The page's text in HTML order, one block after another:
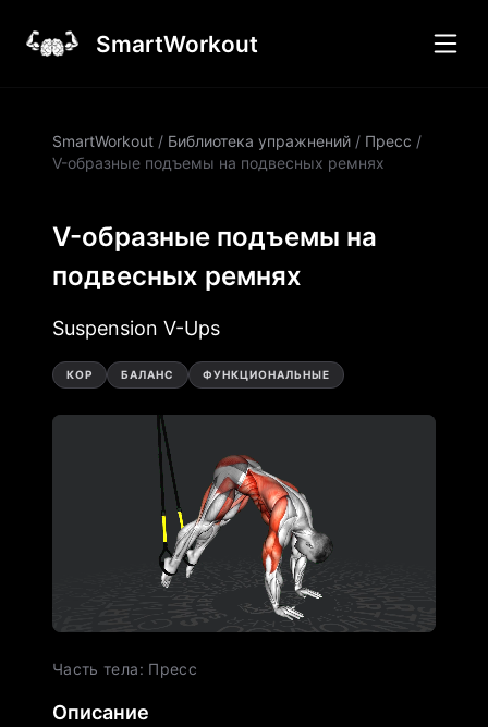
SmartWorkout
SmartWorkout / Библиотека упражнений / Пресс /
V-образные подъемы на подвесных ремнях
V-образные подъемы на
подвесных ремнях
Suspension V-Ups
КОР БАЛАНС ФУНКЦИОНАЛЬНЫЕ
Часть тела: Пресс
Описание